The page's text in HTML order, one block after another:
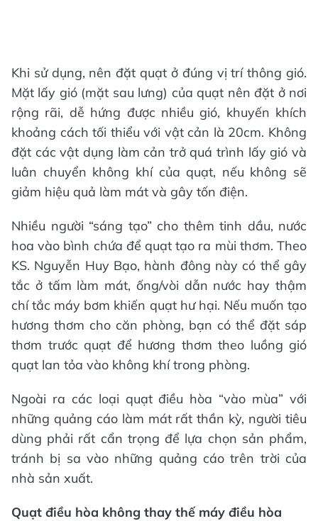
Khi sử dụng, nên đặt quạt ở đúng vị trí thông gió.
Mặt lấy gió (mặt sau lưng) của quạt nên đặt ở nơi
rộng rãi, dễ hứng được nhiều gió, khuyến khích
khoảng cách tối thiểu với vật cản là 20cm. Không
đặt các vật dụng làm cản trở quá trình lấy gió và
luân chuyển không khí của quạt, nếu không sẽ
giảm hiệu quả làm mát và gây tốn điện.
Nhiều người “sáng tạo” cho thêm tinh dầu, nước
hoa vào bình chứa để quạt tạo ra mùi thơm. Theo
KS. Nguyễn Huy Bạo, hành đông này có thể gây
tắc ở tấm làm mát, ống/vòi dẫn nước hay thậm
chí tắc máy bơm khiến quạt hư hại. Nếu muốn tạo
hương thơm cho căn phòng, bạn có thể đặt sáp
thơm trước quạt để hương thơm theo luồng gió
quạt lan tỏa vào không khí trong phòng.
Ngoài ra các loại quạt điều hòa “vào mùa” với
những quảng cáo làm mát rất thần kỳ, người tiêu
dùng phải rất cẩn trọng để lựa chọn sản phẩm,
tránh bị sa vào những quảng cáo trên trời của
nhà sản xuất.
Quạt điều hòa không thay thế máy điều hòa